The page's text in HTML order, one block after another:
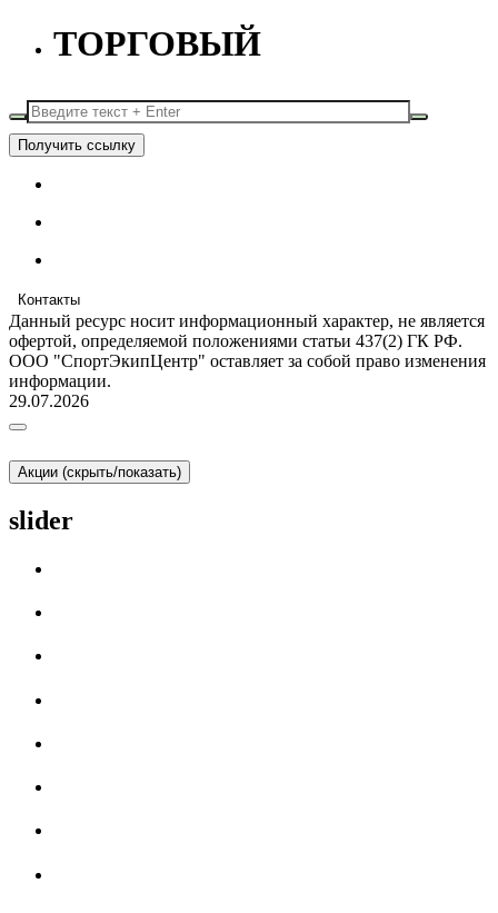
ТОРГОВЫЙ
Получить ссылку
Контакты
Данный ресурс носит информационный характер, не является
офертой, определяемой положениями статьи 437(2) ГК РФ.
ООО "СпортЭкипЦентр" оставляет за собой право изменения
информации.
29.07.2026
Акции (скрыть/показать)
slider